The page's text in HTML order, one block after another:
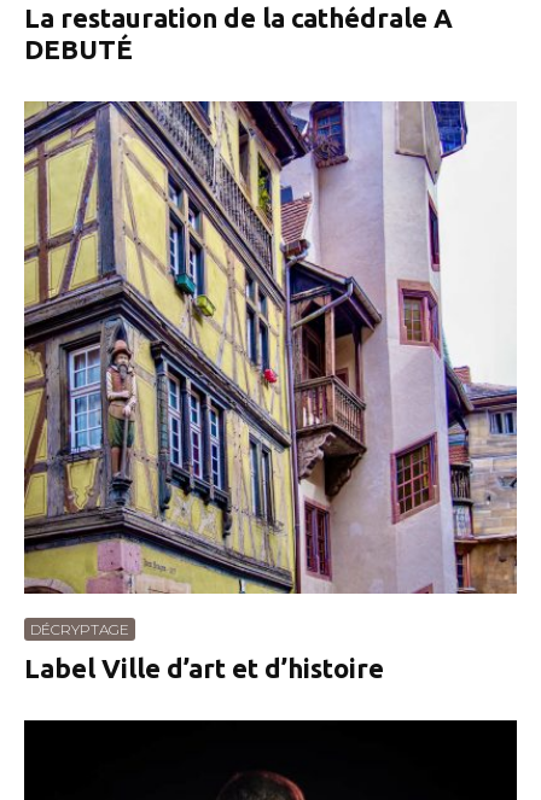
La restauration de la cathédrale A
DEBUTÉ
DÉCRYPTAGE
Label Ville d’art et d’histoire